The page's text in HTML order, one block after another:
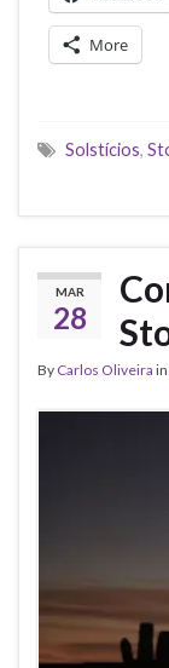
More
Solstícios,
MAR
28
By Carlos Oliveira in